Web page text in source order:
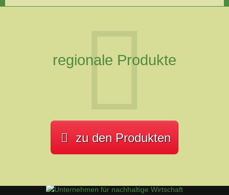
regionale Produkte
zu den Produkten